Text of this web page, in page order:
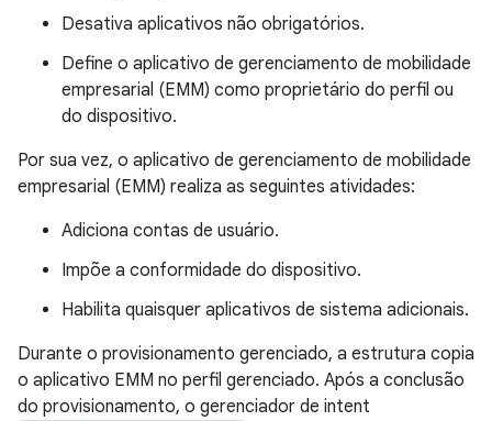
Desativa aplicativos não obrigatórios.
Define o aplicativo de gerenciamento de mobilidade
empresarial (EMM) como proprietário do perfil ou
do dispositivo.
Por sua vez, o aplicativo de gerenciamento de mobilidade
empresarial (EMM) realiza as seguintes atividades:
Adiciona contas de usuário.
Impõe a conformidade do dispositivo.
Habilita quaisquer aplicativos de sistema adicionais.
Durante o provisionamento gerenciado, a estrutura copia
o aplicativo EMM no perfil gerenciado. Após a conclusão
do provisionamento, o gerenciador de intent